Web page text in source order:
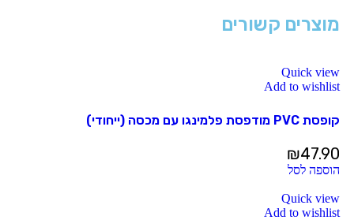
מוצרים קשורים
Quick view
Add to wishlist
קופסת PVC מודפסת פלמינגו עם מכסה (ייחודי)
₪47.90
הוספה לסל
Quick view
Add to wishlist